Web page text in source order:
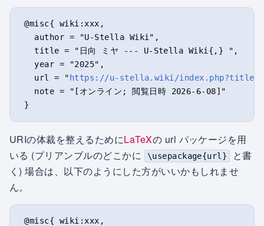
@misc{ wiki:xxx,
   author = "U-Stella Wiki",
   title = "日向 ミヤ --- U-Stella Wiki{,} ",
   year = "2025",
   url = "
https://u-stella.wiki/
   note = "[オンライン; 閲覧日時 2026-6-08]"
URIの体裁を整えるためにLaTeXの url パッケージを用
いる (プリアンブルのどこかに
\usepackage{url}
と書
く) 場合は、以下のようにした方がいいかもしれませ
ん。
@misc{ wiki:xxx,